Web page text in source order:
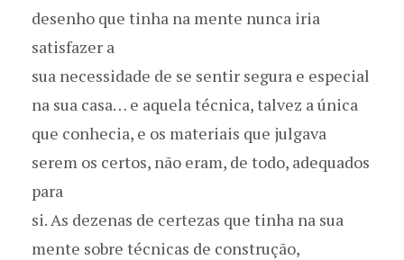
desenho que tinha na mente nunca iria
satisfazer a
sua necessidade de se sentir segura e especial
na sua casa… e aquela técnica, talvez a única
que conhecia, e os materiais que julgava
serem os certos, não eram, de todo, adequados
para
si. As dezenas de certezas que tinha na sua
mente sobre técnicas de construção,